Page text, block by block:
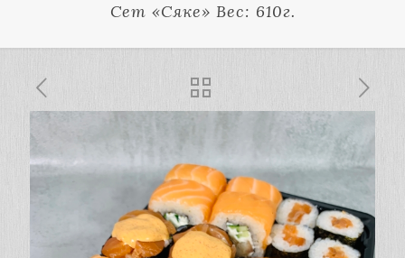
Сет «Cяке» Вес: 610г.